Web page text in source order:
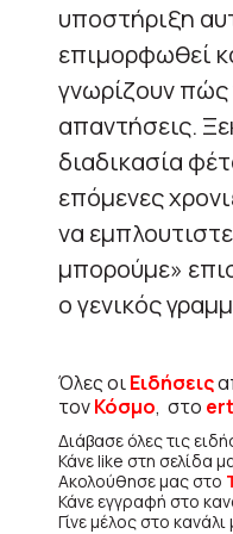
υποστήριξη
επιμορφωθεί
γνωρίζουν πώς
απαντήσεις.
διαδικασία
επόμενες
να
μπορούμε»
ο γενικός
Όλες οιΕιδήσεις
τονΚόσμο, στο
Διάβασε όλες τις
Κάνε like στη σελίδα
Ακολούθησε μας στο
Κάνε εγγραφή στο
Γίνε μέλος στο